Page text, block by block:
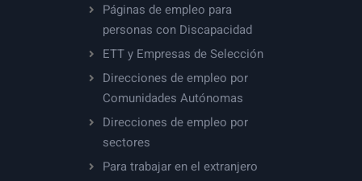
Páginas de empleo para
personas con Discapacidad
ETT y Empresas de Selección
Direcciones de empleo por
Comunidades Autónomas
Direcciones de empleo por
sectores
Para trabajar en el extranjero